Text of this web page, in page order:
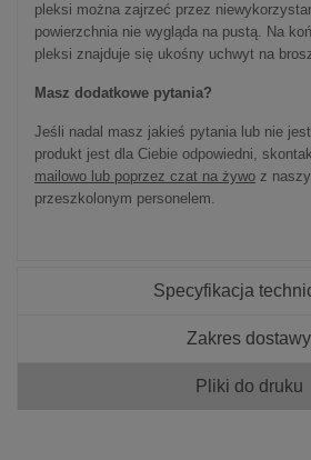
pleksi można zajrzeć przez
powierzchnia nie wygląda na pustą. Na
pleksi znajduje się ukośny uchwyt na
Masz dodatkowe pytania?
Jeśli nadal masz jakieś pytania lub nie
produkt jest dla Ciebie odpowiedni,
mailowo lub poprzez czat na żywo z
przeszkolonym personelem.
Specyfikacja
Zakres dostawy
Pliki do druku